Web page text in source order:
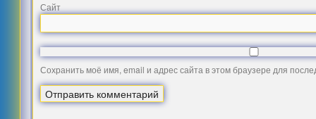
Сайт
Сохранить моё имя, email и адрес сайта в этом браузере для